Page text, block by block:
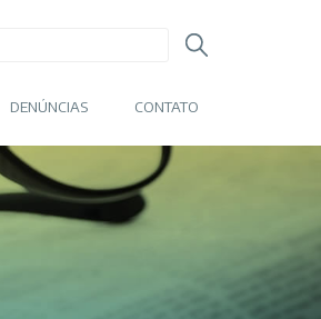
DENÚNCIAS CONTATO